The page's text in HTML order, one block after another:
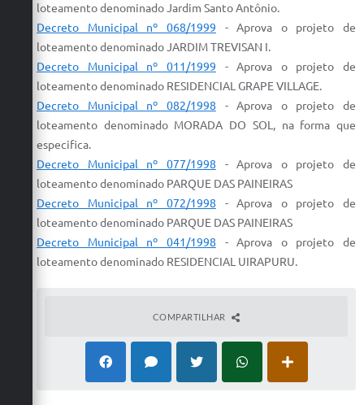
loteamentodenominado Jardim Santo Antônio.
Decreto Municipal nº 068/1999 -Aprova o projeto de
loteamentodenominado JARDIM TREVISAN I.
Decreto Municipal nº 011/1999 -Aprova o projeto de
loteamentodenominado RESIDENCIAL GRAPE VILLAGE.
Decreto Municipal nº 082/1998 -Aprova o projeto de
loteamento denominado MORADA DO SOL, na forma que
especifica.
Decreto Municipal nº 077/1998 -Aprova o projeto de
loteamentodenominado PARQUE DAS PAINEIRAS
Decreto Municipal nº 072/1998 -Aprova o projeto de
loteamentodenominado PARQUE DAS PAINEIRAS
Decreto Municipal nº 041/1998 -Aprova o projeto de
loteamentodenominado RESIDENCIAL UIRAPURU.
COMPARTILHAR